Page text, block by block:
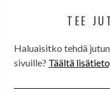
TEE
Haluaisitko tehdä
sivuille? Täältä